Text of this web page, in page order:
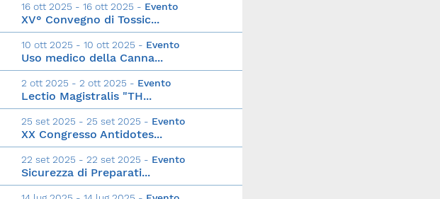
16 ott 2025 - 16 ott 2025 - Evento
XV° Convegno di Tossic...
10 ott 2025 - 10 ott 2025 - Evento
Uso medico della Canna...
2 ott 2025 - 2 ott 2025 - Evento
Lectio Magistralis "TH...
25 set 2025 - 25 set 2025 - Evento
XX Congresso Antidotes...
22 set 2025 - 22 set 2025 - Evento
Sicurezza di Preparati...